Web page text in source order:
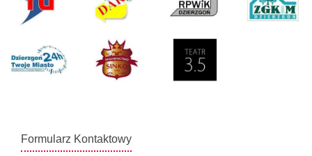
Formularz Kontaktowy